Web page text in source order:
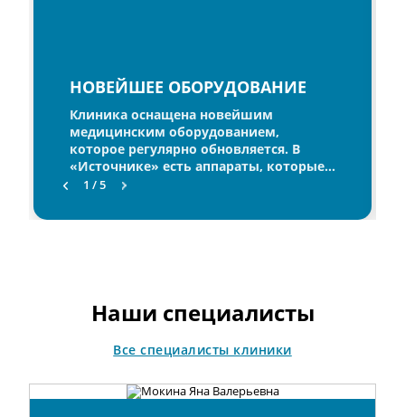
НОВЕЙШЕЕ ОБОРУДОВАНИЕ
Клиника оснащена новейшим
медицинским оборудованием,
которое регулярно обновляется. В
«Источнике» есть аппараты, которые
представлены в единичном
специалисты в совершенстве освоили
быть в курсе последних тенденций в
мире медицины.
1 / 5
Наши специалисты
Все специалисты клиники